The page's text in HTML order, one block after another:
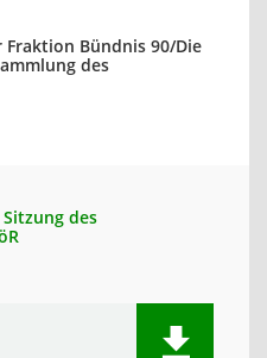
Bündnis 90/Die
des
des